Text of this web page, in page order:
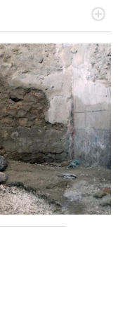
di belle storie e di
Curiosa per
ciò che accade